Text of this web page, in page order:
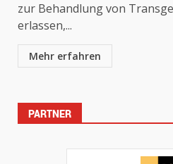
zur Behandlung von
erlassen,...
Mehr erfahren
PARTNER